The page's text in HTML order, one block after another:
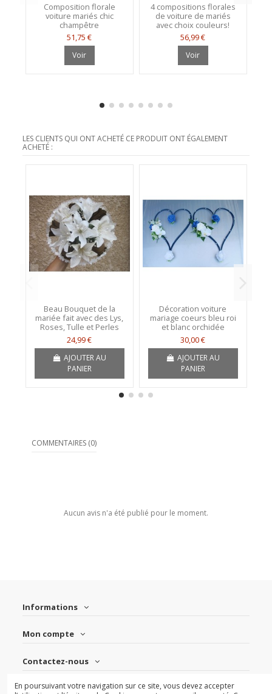
Composition florale
voiture mariés chic
champêtre
51,75 €
Voir
4 compositions florales
de voiture de mariés
avec choix couleurs!
56,99 €
Voir
LES CLIENTS QUI ONT ACHETÉ CE PRODUIT ONT ÉGALEMENT
ACHETÉ :
Beau Bouquet de la
mariée fait avec des Lys,
Roses, Tulle et Perles
24,99 €
AJOUTER AU
PANIER
Décoration voiture
mariage coeurs bleu roi
et blanc orchidée
30,00 €
AJOUTER AU
PANIER
COMMENTAIRES (0)
Aucun avis n'a été publié pour le moment.
Informations
Mon compte
Contactez-nous
Suivez-nous
En poursuivant votre navigation sur ce site, vous devez accepter